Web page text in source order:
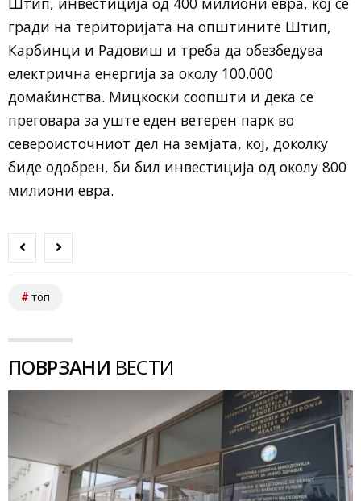
гради на територијата на општините Штип,
Карбинци и Радовиш и треба да обезбедува
електрична енергија за околу 100.000
домаќинства. Мицкоски соопшти и дека се
преговара за уште еден ветерен парк во
североисточниот дел на земјата, кој, доколку
биде одобрен, би бил инвестиција од околу 800
милиони евра.
топ
ПОВРЗАНИ ВЕСТИ